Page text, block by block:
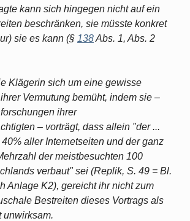
kann sich hingegen nicht auf ein
beschränken, sie müsste konkret
sie es kann (§ 138Abs. 1, Abs. 2
Klägerin sich um eine gewisse
Vermutung bemüht, indem sie –
ihrer
– vorträgt, dass allein "der ...
aller Internetseiten und der ganz
der meistbesuchten 100
verbaut" sei (Replik, S. 49 = Bl.
Anlage K2), gereicht ihr nicht zum
Bestreiten dieses Vortrags als
unwirksam.